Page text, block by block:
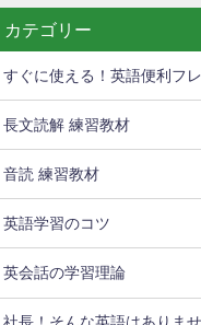
カテゴリー
すぐに使える！英語便利フ
長文読解 練習教材
音読 練習教材
英語学習のコツ
英会話の学習理論
社長！そんな英語はありませ